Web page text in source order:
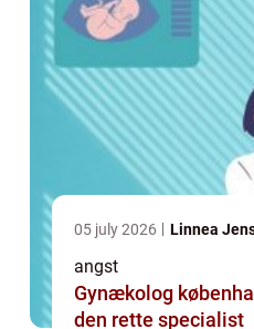
05 july 2026 Linnea
angst
Gynækolog københavn sådan
den rette specialist